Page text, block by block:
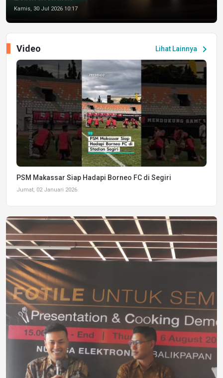
Kamis, 30 Jul 2026 10:17
Lihat Lainnya chevron_right
Video
PSM Makassar Siap Hadapi Borneo FC di Segiri
Jumat, 02 Januari 2026